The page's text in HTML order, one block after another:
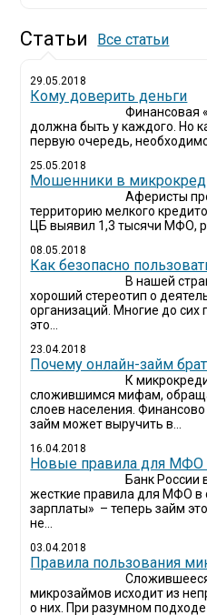
Статьи Все статьи
29.05.2018
Кому доверить деньги
Финансовая
должна быть у каждого. Но
первую очередь,
25.05.2018
Мошенники в
Аферисты
территорию мелкого
ЦБ выявил 1,3 тысячи МФО,
08.05.2018
Как безопасно
В нашей
хороший стереотип о
организаций. Многие до
это...
23.04.2018
Почему онлайн-займ
К
сложившимся мифам,
слоев населения.
займ может выручить в...
16.04.2018
Новые правила для МФО
Банк России
жесткие правила для МФО в
зарплаты» – теперь займ
не...
03.04.2018
​Правила пользования
микрозаймов исходит из
о них. При разумном